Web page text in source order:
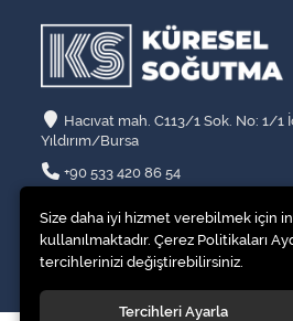
Hacıvat mah. C113/1 Sok. No: 1/1
Yıldırım/Bursa
+90 533 420 86 54
Size daha iyi hizmet verebilmek için
kullanılmaktadır. Çerez Politikaları
tercihlerinizi değiştirebilirsiniz.
Tercihleri Ayarla